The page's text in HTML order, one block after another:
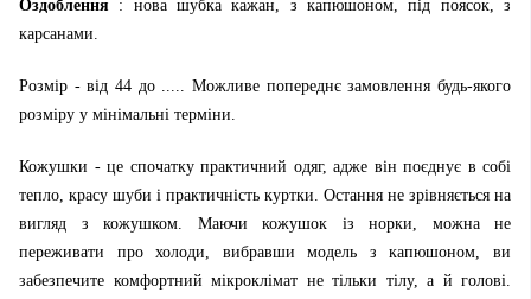
Оздоблення : нова шубка кажан, з капюшоном, під поясок, з
карсанами.
Розмір - від 44 до ..... Можливе попереднє замовлення будь-якого
розміру у мінімальні терміни.
Кожушки - це спочатку практичний одяг, адже він поєднує в собі
тепло, красу шуби і практичність куртки. Остання не зрівняється на
вигляд з кожушком. Маючи кожушок із норки, можна не
переживати про холоди, вибравши модель з капюшоном, ви
забезпечите комфортний мікроклімат не тільки тілу, а й голові.